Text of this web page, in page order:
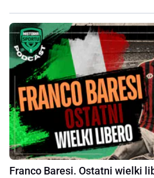
Franco Baresi. Ostatni wielki